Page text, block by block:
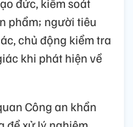
đức, kiểm soát
phẩm; người tiêu
chủ động kiểm tra
khi phát hiện về
Công an khẩn